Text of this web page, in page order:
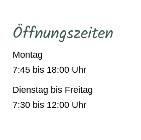
Öffnungszeiten
Montag
7:45 bis 18:00 Uhr
Dienstag bis Freitag
7:30 bis 12:00 Uhr